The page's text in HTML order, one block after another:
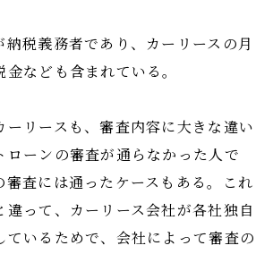
納税義務者であり、カーリースの月
なども含まれている。
ーリースも、審査内容に大きな違い
ローンの審査が通らなかった人で
審査には通ったケースもある。これ
違って、カーリース会社が各社独自
ているためで、会社によって審査の